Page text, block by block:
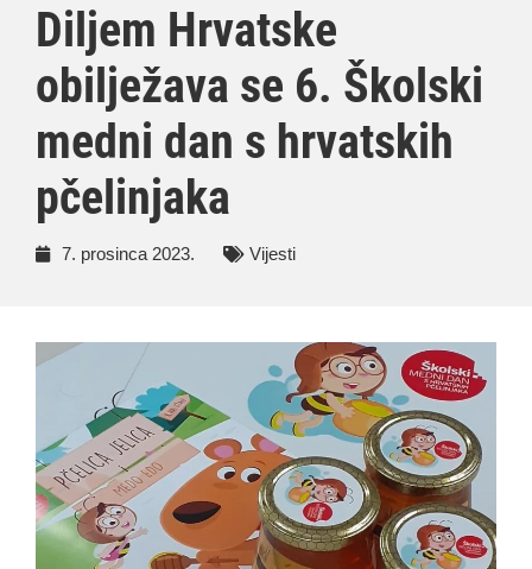
Diljem Hrvatske
obilježava se 6. Školski
medni dan s hrvatskih
pčelinjaka
7. prosinca 2023. Vijesti